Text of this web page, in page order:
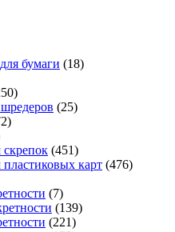
бумаги (18)
(25)
(451)
карт (476)
(7)
(139)
(221)